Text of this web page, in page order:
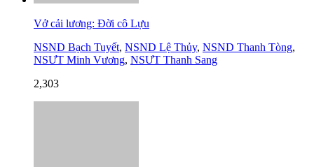
Vở cải lương: Đời cô Lựu
NSND Bạch Tuyết, NSND Lệ Thủy, NSND Thanh Tòng,
NSƯT Minh Vương, NSƯT Thanh Sang
2,303